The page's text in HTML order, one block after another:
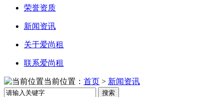
荣誉资质
新闻资讯
关于爱尚租
联系爱尚租
当前位置： 首页 > 新闻资讯
搜索